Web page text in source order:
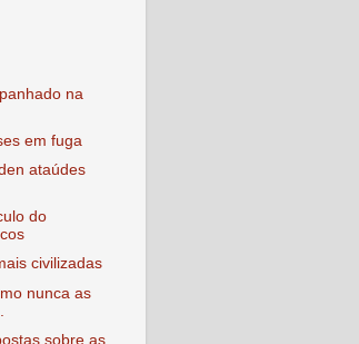
na
em fuga
ataúdes
do
civilizadas
nunca as
sobre as